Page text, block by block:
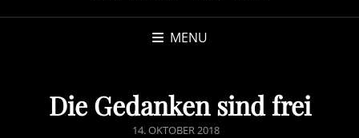
MENU
Die Gedanken sind frei
POSTED
14. OKTOBER 2018